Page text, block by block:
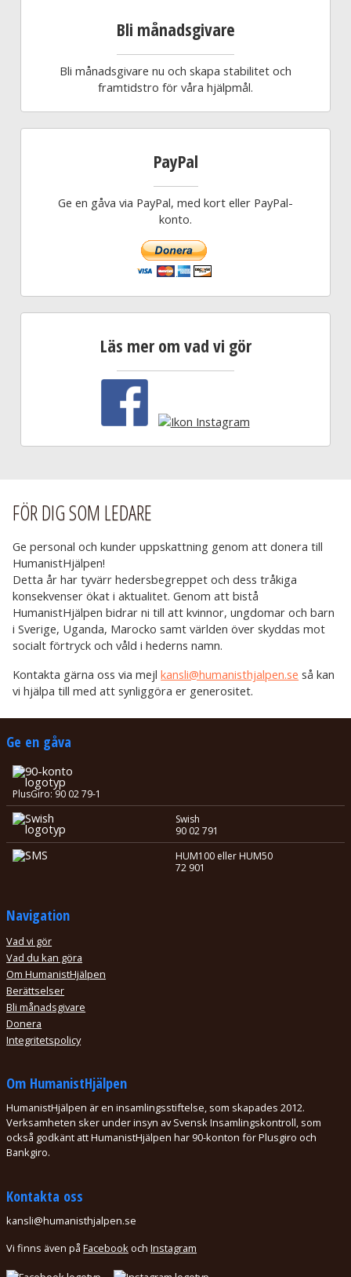
Genom att surfa vidare på HumanistHjälpens webbsajt godkänner du att vi
Bli månadsgivare
Bli månadsgivare nu och skapa stabilitet och
framtidstro för våra hjälpmål.
PayPal
Ge en gåva via PayPal, med kort eller PayPal-
konto.
Läs mer om vad vi gör
FÖR DIG SOM LEDARE
Ge personal och kunder uppskattning genom att donera till
HumanistHjälpen!
Detta år har tyvärr hedersbegreppet och dess tråkiga
konsekvenser ökat i aktualitet. Genom att bistå
HumanistHjälpen bidrar ni till att kvinnor, ungdomar och barn
i Sverige, Uganda, Marocko samt världen över skyddas mot
socialt förtryck och våld i hederns namn.
Kontakta gärna oss via mejlkansli@humanisthjalpen.se så kan
vi hjälpa till med att synliggöra er generositet.
Ge en gåva
PlusGiro: 90 02 79-1
Swish
90 02 791
HUM100 eller HUM50
72 901
Navigation
Vad vi gör
Vad du kan göra
Om HumanistHjälpen
Berättselser
Bli månadsgivare
Donera
Integritetspolicy
Om HumanistHjälpen
HumanistHjälpen är en insamlingsstiftelse, som skapades 2012.
Verksamheten sker under insyn av Svensk Insamlingskontroll, som
också godkänt att HumanistHjälpen har 90-konton för Plusgiro och
Bankgiro.
Kontakta oss
kansli@humanisthjalpen.se
Vi finns även påFacebook ochInstagram